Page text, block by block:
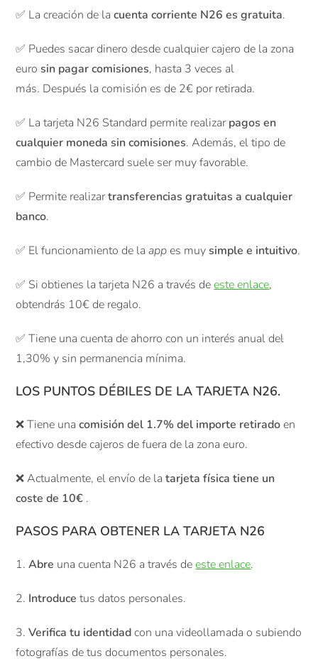
✅ La creación de lacuenta corriente N26 es gratuita.
✅ Puedes sacar dinero desde cualquier cajero de la zona
eurosin pagar comisiones, hasta 3 veces al
más. Después la comisión es de 2€ por retirada.
✅ La tarjeta N26 Standard permite realizarpagos en
cualquier moneda sin comisiones. Además, el tipo de
cambio de Mastercard suele ser muy favorable.
✅ Permite realizartransferencias gratuitas a cualquier
banco.
✅ El funcionamiento de laappes muysimple e intuitivo.
✅ Si obtienes la tarjeta N26 a través deeste enlace,
obtendrás 10€ de regalo.
✅ Tiene una cuenta de ahorro con un interés anual del
1,30% y sin permanencia mínima.
LOS PUNTOS DÉBILES DE LA TARJETA N26.
❌ Tiene unacomisión del 1.7% del importe retiradoen
efectivo desde cajeros de fuera de la zona euro.
❌ Actualmente, el envío de latarjeta física tiene un
coste de 10€ .
PASOS PARA OBTENER LA TARJETA N26
1.Abre una cuenta N26 a través deeste enlace.
2. Introduce tus datos personales.
3.Verifica tu identidadcon una videollamada o subiendo
fotografías de tus documentos personales.